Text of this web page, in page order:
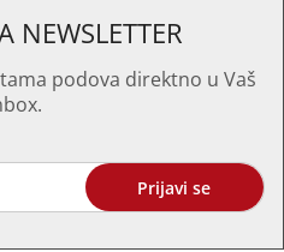
NEWSLETTER
podova direktno u Vaš